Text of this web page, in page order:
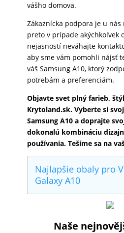
vášho domova.
Zákaznícka podpora je u
preto v prípade akýchkoľvek
nejasností neváhajte
aby sme vám pomohli nájsť
váš Samsung A10, ktorý
potrebám a preferenciám.
Objavte svet plný farieb,
Krytoland.sk. Vyberte si
Samsung A10 a doprajte
dokonalú kombináciu
používania. Tešíme sa na
Najlapšie obaly pro
Galaxy A10
Naše